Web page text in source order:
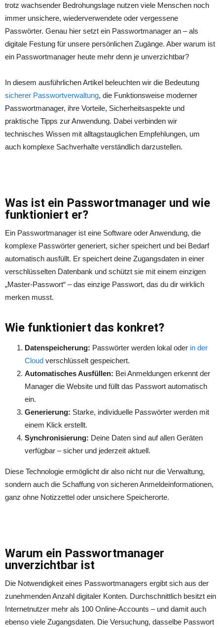
trotz wachsender Bedrohungslage nutzen viele Menschen noch
immer unsichere, wiederverwendete oder vergessene
Passwörter. Genau hier setzt ein Passwortmanager an – als
digitale Festung für unsere persönlichen Zugänge. Aber warum ist
ein Passwortmanager heute mehr denn je unverzichtbar?
In diesem ausführlichen Artikel beleuchten wir die Bedeutung
sicherer Passwortverwaltung, die Funktionsweise moderner
Passwortmanager, ihre Vorteile, Sicherheitsaspekte und
praktische Tipps zur Anwendung. Dabei verbinden wir
technisches Wissen mit alltagstauglichen Empfehlungen, um
auch komplexe Sachverhalte verständlich darzustellen.
Was ist ein Passwortmanager und wie
funktioniert er?
Ein Passwortmanager ist eine Software oder Anwendung, die
komplexe Passwörter generiert, sicher speichert und bei Bedarf
automatisch ausfüllt. Er speichert deine Zugangsdaten in einer
verschlüsselten Datenbank und schützt sie mit einem einzigen
„Master-Passwort“ – das einzige Passwort, das du dir wirklich
merken musst.
Wie funktioniert das konkret?
Datenspeicherung: Passwörter werden lokal oder in der
Cloud verschlüsselt gespeichert.
Automatisches Ausfüllen: Bei Anmeldungen erkennt der
Manager die Website und füllt das Passwort automatisch
ein.
Generierung: Starke, individuelle Passwörter werden mit
einem Klick erstellt.
Synchronisierung: Deine Daten sind auf allen Geräten
verfügbar – sicher und jederzeit aktuell.
Diese Technologie ermöglicht dir also nicht nur die Verwaltung,
sondern auch die Schaffung von sicheren Anmeldeinformationen,
ganz ohne Notizzettel oder unsichere Speicherorte.
Warum ein Passwortmanager
unverzichtbar ist
Die Notwendigkeit eines Passwortmanagers ergibt sich aus der
zunehmenden Anzahl digitaler Konten. Durchschnittlich besitzt ein
Internetnutzer mehr als 100 Online-Accounts – und damit auch
ebenso viele Zugangsdaten. Die Versuchung, dasselbe Passwort